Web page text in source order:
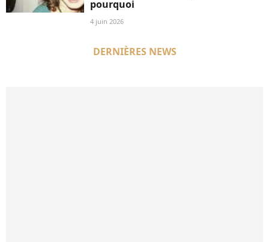
pourquoi
4 juin 2026
DERNIÈRES NEWS